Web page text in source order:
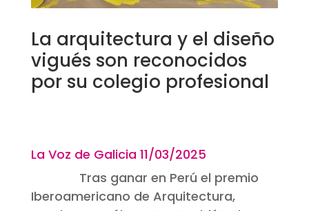
La arquitectura y el diseño
vigués son reconocidos
por su colegio profesional
La Voz de Galicia 11/03/2025
Tras ganar en Perú el premio
Iberoamericano de Arquitectura,